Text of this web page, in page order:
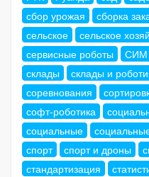
сбор урожая
сборка
сельское
сельское
сервисные роботы
СИМ
склады
склады и
соревнования
софт-роботика
социальные
спорт
спорт и дроны
стандартизация